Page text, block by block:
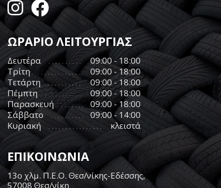
ΩΡΑΡΙΟ ΛΕΙΤΟΥΡΓΙΑΣ
Δευτέρα
09:00 - 18:00
Τρίτη
09:00 - 18:00
Τετάρτη
09:00 - 18:00
Πέμπτη
09:00 - 18:00
Παρασκευή
09:00 - 18:00
Σάββατο
09:00 - 14:00
Κυριακή
κλειστά
ΕΠΙΚΟΙΝΩΝΙΑ
13ο χλμ. Π.Ε.Ο. Θεσ/νίκης-Εδέσσης,
57008 Θεσ/νίκη